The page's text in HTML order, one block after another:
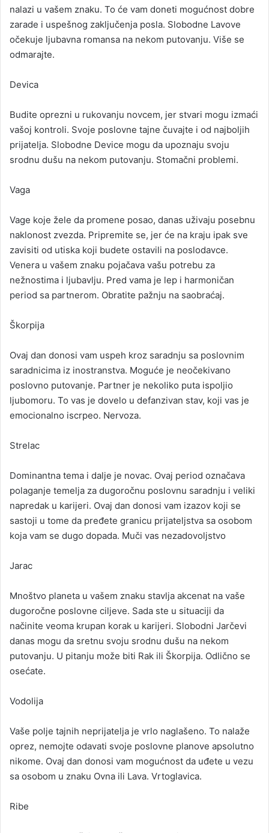
nalazi u vašem znaku. To će vam doneti mogućnost dobre
zarade i uspešnog zaključenja posla. Slobodne Lavove
očekuje ljubavna romansa na nekom putovanju. Više se
odmarajte.
Devica
Budite oprezni u rukovanju novcem, jer stvari mogu izmaći
vašoj kontroli. Svoje poslovne tajne čuvajte i od najboljih
prijatelja. Slobodne Device mogu da upoznaju svoju
srodnu dušu na nekom putovanju. Stomačni problemi.
Vaga
Vage koje žele da promene posao, danas uživaju posebnu
naklonost zvezda. Pripremite se, jer će na kraju ipak sve
zavisiti od utiska koji budete ostavili na poslodavce.
Venera u vašem znaku pojačava vašu potrebu za
nežnostima i ljubavlju. Pred vama je lep i harmoničan
period sa partnerom. Obratite pažnju na saobraćaj.
Škorpija
Ovaj dan donosi vam uspeh kroz saradnju sa poslovnim
saradnicima iz inostranstva. Moguće je neočekivano
poslovno putovanje. Partner je nekoliko puta ispoljio
ljubomoru. To vas je dovelo u defanzivan stav, koji vas je
emocionalno iscrpeo. Nervoza.
Strelac
Dominantna tema i dalje je novac. Ovaj period označava
polaganje temelja za dugoročnu poslovnu saradnju i veliki
napredak u karijeri. Ovaj dan donosi vam izazov koji se
sastoji u tome da pređete granicu prijateljstva sa osobom
koja vam se dugo dopada. Muči vas nezadovoljstvo
Jarac
Mnoštvo planeta u vašem znaku stavlja akcenat na vaše
dugoročne poslovne ciljeve. Sada ste u situaciji da
načinite veoma krupan korak u karijeri. Slobodni Jarčevi
danas mogu da sretnu svoju srodnu dušu na nekom
putovanju. U pitanju može biti Rak ili Škorpija. Odlično se
osećate.
Vodolija
Vaše polje tajnih neprijatelja je vrlo naglašeno. To nalaže
oprez, nemojte odavati svoje poslovne planove apsolutno
nikome. Ovaj dan donosi vam mogućnost da uđete u vezu
sa osobom u znaku Ovna ili Lava. Vrtoglavica.
Ribe